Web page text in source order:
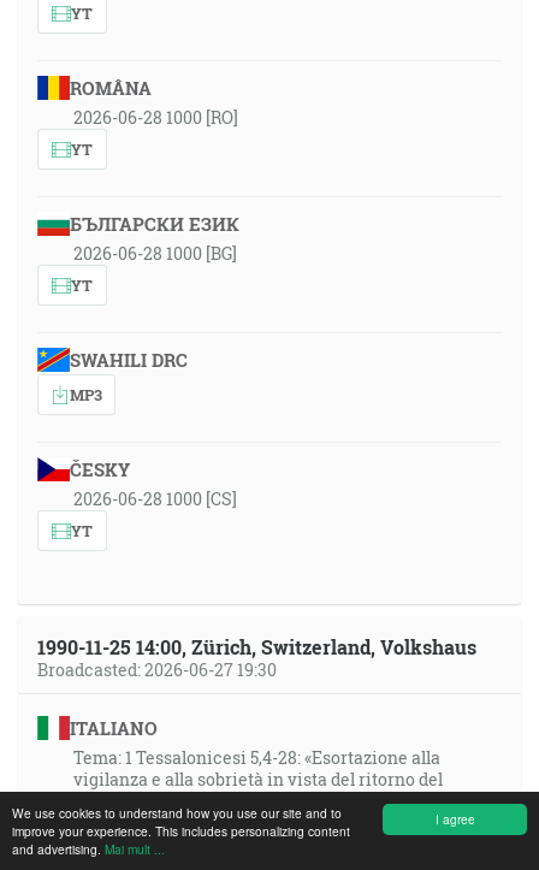
I agree
We use cookies to understand how you use our site and to
improve your experience. This includes personalizing content
and advertising. Mai mult ...
YT
ROMÂNA
2026-06-28 1000 [RO]
YT
БЪЛГАРСКИ ЕЗИК
2026-06-28 1000 [BG]
YT
SWAHILI DRC
MP3
ČESKY
2026-06-28 1000 [CS]
YT
1990-11-25 14:00, Zürich, Switzerland, Volkshaus
Broadcasted: 2026-06-27 19:30
ITALIANO
Tema: 1 Tessalonicesi 5,4-28: «Esortazione alla
vigilanza e alla sobrietà in vista del ritorno del
MP3